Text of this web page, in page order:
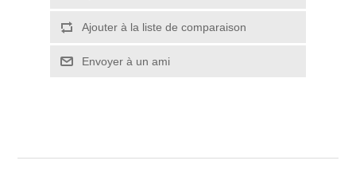
Ajouter à la liste de comparaison
Envoyer à un ami